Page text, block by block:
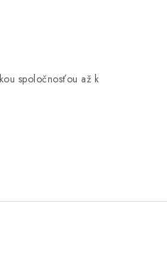
spoločnosťou až k